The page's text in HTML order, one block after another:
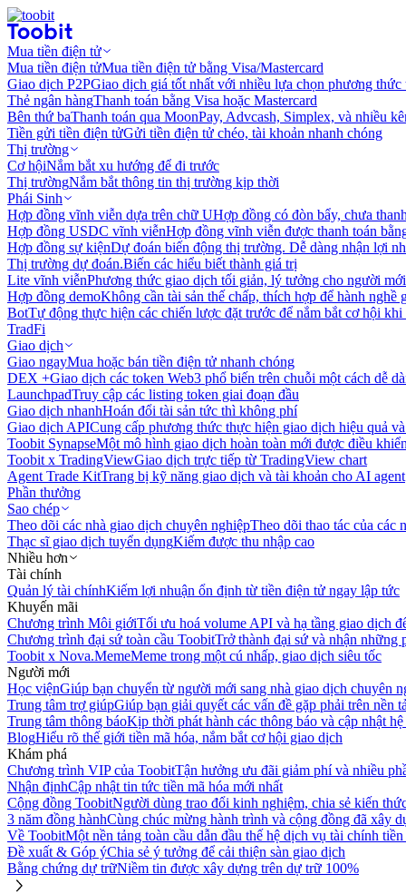
Mua tiền điện tử
Mua tiền điện tửMua tiền điện tử bằng Visa/Mastercard
Giao dịch P2PGiao dịch giá tốt nhất với nhiều lựa chọn phương thức
Thẻ ngân hàngThanh toán bằng Visa hoặc Mastercard
Bên thứ baThanh toán qua MoonPay, Advcash, Simplex, và nhiều
Tiền gửi tiền điện tửGửi tiền điện tử chéo, tài khoản nhanh chóng
Thị trường
Cơ hộiNắm bắt xu hướng để đi trước
Thị trườngNắm bắt thông tin thị trường kịp thời
Phái Sinh
Hợp đồng vĩnh viễn dựa trên chữ UHợp đồng có đòn bẩy, chưa
Hợp đồng USDC vĩnh viễnHợp đồng vĩnh viễn được thanh toán
Hợp đồng sự kiệnDự đoán biến động thị trường. Dễ dàng nhận lợi
Thị trường dự đoán.Biến các hiểu biết thành giá trị
Lite vĩnh viễnPhương thức giao dịch tối giản, lý tưởng cho người
Hợp đồng demoKhông cần tài sản thế chấp, thích hợp để hành nghề
BotTự động thực hiện các chiến lược đặt trước để nắm bắt cơ hội
TradFi
Giao dịch
Giao ngayMua hoặc bán tiền điện tử nhanh chóng
DEX +Giao dịch các token Web3 phổ biến trên chuỗi một cách dễ
LaunchpadTruy cập các listing token giai đoạn đầu
Giao dịch nhanhHoán đổi tài sản tức thì không phí
Giao dịch APICung cấp phương thức thực hiện giao dịch hiệu quả
Toobit SynapseMột mô hình giao dịch hoàn toàn mới được điều
Toobit x TradingViewGiao dịch trực tiếp từ TradingView chart
Agent Trade KitTrang bị kỹ năng giao dịch và tài khoản cho AI agent
Phần thưởng
Sao chép
Theo dõi các nhà giao dịch chuyên nghiệpTheo dõi thao tác của các
Thạc sĩ giao dịch tuyển dụngKiếm được thu nhập cao
Nhiều hơn
Tài chính
Quản lý tài chínhKiếm lợi nhuận ổn định từ tiền điện tử ngay lập tức
Khuyến mãi
Chương trình Môi giớiTối ưu hoá volume API và hạ tầng giao dịch
Chương trình đại sứ toàn cầu ToobitTrở thành đại sứ và nhận những
Toobit x Nova.MemeMeme trong một cú nhấp, giao dịch siêu tốc
Người mới
Học việnGiúp bạn chuyển từ người mới sang nhà giao dịch chuyên
Trung tâm trợ giúpGiúp bạn giải quyết các vấn đề gặp phải trên nền
Trung tâm thông báoKịp thời phát hành các thông báo và cập nhật
BlogHiểu rõ thế giới tiền mã hóa, nắm bắt cơ hội giao dịch
Khám phá
Chương trình VIP của ToobitTận hưởng ưu đãi giảm phí và nhiều
Nhận địnhCập nhật tin tức tiền mã hóa mới nhất
Cộng đồng ToobitNgười dùng trao đổi kinh nghiệm, chia sẻ kiến
3 năm đồng hànhCùng chúc mừng hành trình và cộng đồng đã xây
Về ToobitMột nền tảng toàn cầu dẫn đầu thế hệ dịch vụ tài chính
Đề xuất & Góp ýChia sẻ ý tưởng để cải thiện sàn giao dịch
Bằng chứng dự trữNiềm tin được xây dựng trên dự trữ 100%